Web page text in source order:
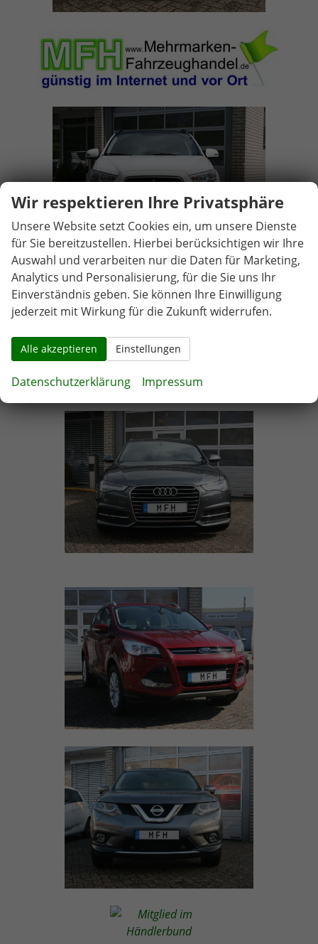
Wir respektieren Ihre Privatsphäre
Unsere Website setzt Cookies ein, um unsere Dienste
für Sie bereitzustellen. Hierbei berücksichtigen wir Ihre
Auswahl und verarbeiten nur die Daten für Marketing,
Analytics und Personalisierung, für die Sie uns Ihr
Einverständnis geben. Sie können Ihre Einwilligung
jederzeit mit Wirkung für die Zukunft widerrufen.
Alle akzeptieren Einstellungen
Datenschutzerklärung Impressum